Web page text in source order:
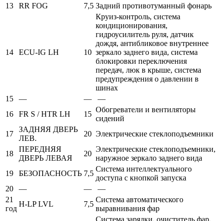
13
RR FOG 7,5 Задний противотуманный фонарь
14 ECU-IG LH 10
Круиз-контроль, система
кондиционирования,
гидроусилитель руля, датчик
дождя, антибликовое внутреннее
зеркало заднего вида, система
блокировки переключения
передач, люк в крыше, система
предупреждения о давлении в
шинах
15
— —
—
16
FR S / HTR LH 15
Обогреватели и вентиляторы
сидений
17
ЗАДНЯЯ ДВЕРЬ
ЛЕВ.
20 Электрические стеклоподъемники
18
ПЕРЕДНЯЯ
ДВЕРЬ ЛЕВАЯ
20
Электрические стеклоподъемники,
наружное зеркало заднего вида
19
БЕЗОПАСНОСТЬ 7,5
Система интеллектуального
доступа с кнопкой запуска
20
— —
—
21
год
H-LP LVL 7,5
Система автоматического
выравнивания фар